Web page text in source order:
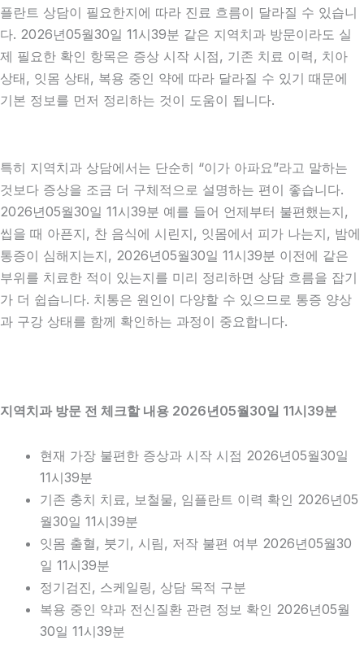
플란트 상담이 필요한지에 따라 진료 흐름이 달라질 수 있습니
다. 2026년05월30일 11시39분 같은 지역치과 방문이라도 실
제 필요한 확인 항목은 증상 시작 시점, 기존 치료 이력, 치아
상태, 잇몸 상태, 복용 중인 약에 따라 달라질 수 있기 때문에
기본 정보를 먼저 정리하는 것이 도움이 됩니다.
특히 지역치과 상담에서는 단순히 “이가 아파요”라고 말하는
것보다 증상을 조금 더 구체적으로 설명하는 편이 좋습니다.
2026년05월30일 11시39분 예를 들어 언제부터 불편했는지,
씹을 때 아픈지, 찬 음식에 시린지, 잇몸에서 피가 나는지, 밤에
통증이 심해지는지, 2026년05월30일 11시39분 이전에 같은
부위를 치료한 적이 있는지를 미리 정리하면 상담 흐름을 잡기
가 더 쉽습니다. 치통은 원인이 다양할 수 있으므로 통증 양상
과 구강 상태를 함께 확인하는 과정이 중요합니다.
지역치과 방문 전 체크할 내용 2026년05월30일 11시39분
현재 가장 불편한 증상과 시작 시점 2026년05월30일
11시39분
기존 충치 치료, 보철물, 임플란트 이력 확인 2026년05
월30일 11시39분
잇몸 출혈, 붓기, 시림, 저작 불편 여부 2026년05월30
일 11시39분
정기검진, 스케일링, 상담 목적 구분
복용 중인 약과 전신질환 관련 정보 확인 2026년05월
30일 11시39분